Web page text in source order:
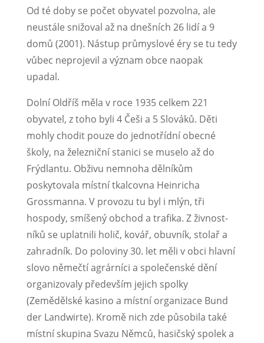
Od té doby se počet obyvatel pozvolna, ale
neustá­le snižoval až na dnešních 26 lidí a 9
domů (2001). Nástup průmyslové éry se tu tedy
vůbec neprojevil a význam obce naopak
upadal.
Dolní Oldříš měla v roce 1935 celkem 221
obyvatel, z toho byli 4 Češi a 5 Slováků. Děti
mohly chodit pouze do jednotřídní obecné
školy, na železniční stanici se muselo až do
Frýdlantu. Obživu nemnoha dělníkům
poskytovala místní tkalcovna Heinricha
Grossmanna. V provozu tu byl i mlýn, tři
hospody, smíšený obchod a trafika. Z živnost­
níků se uplatnili holič, kovář, obuvník, stolař a
zahradník. Do poloviny 30. let měli v obci hlavní
slovo němečtí agrárníci a společenské dění
organizovaly především jejich spolky
(Zemědělské kasino a místní organizace Bund
der Landwirte). Kromě nich zde působila také
místní skupina Svazu Němců, hasičský spolek a